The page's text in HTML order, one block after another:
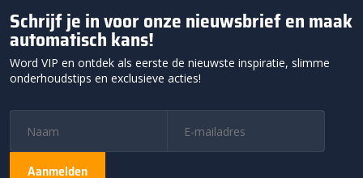
Schrijf je in voor onze nieuwsbrief en maak
automatisch kans!
Word VIP en ontdek als eerste de nieuwste inspiratie, slimme
onderhoudstips en exclusieve acties!